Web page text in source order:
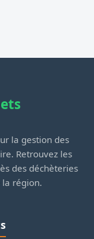
la gestion des
Retrouvez les
des déchèteries
la région.